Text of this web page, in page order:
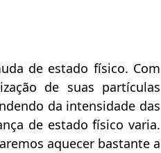
de estado físico. Com
de suas partículas
da intensidade das
de estado físico varia.
aquecer bastante a